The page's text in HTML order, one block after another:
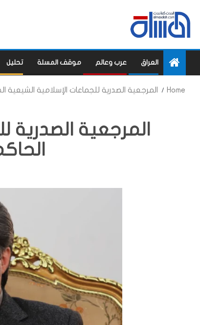
العراق عرب وعالم موقف المسلة تحليل
Home المرجعية الصدرية للجماعات الإسلامية الشيعية
المرجعية الصدرية